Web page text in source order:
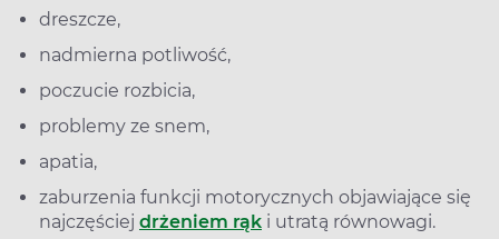
dreszcze,
nadmierna potliwość,
poczucie rozbicia,
problemy ze snem,
apatia,
zaburzenia funkcji motorycznych objawiające się
najczęściej drżeniem rąk i utratą równowagi.